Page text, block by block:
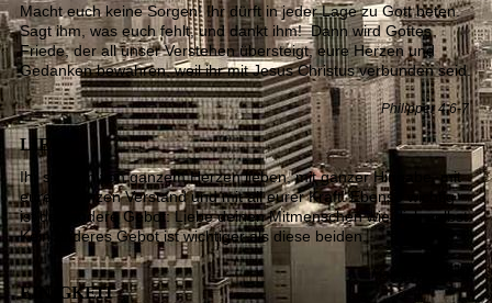
Macht euch keine Sorgen! Ihr dürft in jeder Lage zu Gott beten.
Sagt ihm, was euch fehlt, und dankt ihm! Dann wird Gottes
Friede, der all unser Verstehen übersteigt, eure Herzen und
Gedanken bewahren, weil ihr mit Jesus Christus verbunden seid.
Philipper 4:6-7
LIEBE
Ihr sollt ihn von ganzem Herzen lieben, mit ganzer Hingabe, mit
eurem ganzen Verstand und mit all eurer Kraft. Ebenso wichtig
ist das andere Gebot: Liebe deinen Mitmenschen wie dich selbst.
Kein anderes Gebot ist wichtiger als diese beiden.
Markus 12:30-31
EINIGKEIT